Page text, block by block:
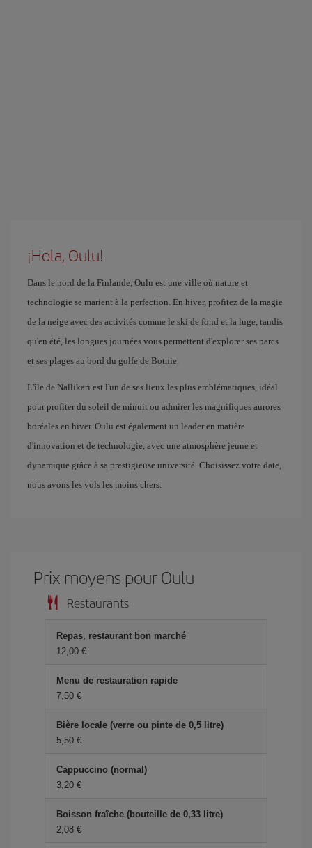
¡Hola, Oulu!
Dans le nord de la Finlande, Oulu est une ville où nature et
technologie se marient à la perfection. En hiver, profitez de la magie
de la neige avec des activités comme le ski de fond et la luge, tandis
qu'en été, les longues journées vous permettent d'explorer ses parcs
et ses plages au bord du golfe de Botnie.
L'île de Nallikari est l'un de ses lieux les plus emblématiques, idéal
pour profiter du soleil de minuit ou admirer les magnifiques aurores
boréales en hiver. Oulu est également un leader en matière
d'innovation et de technologie, avec une atmosphère jeune et
dynamique grâce à sa prestigieuse université. Choisissez votre date,
nous avons les vols les moins chers.
Prix ​​moyens pour Oulu
Restaurants
Repas, restaurant bon marché
12,00 €
Menu de restauration rapide
7,50 €
Bière locale (verre ou pinte de 0,5 litre)
5,50 €
Cappuccino (normal)
3,20 €
Boisson fraîche (bouteille de 0,33 litre)
2,08 €